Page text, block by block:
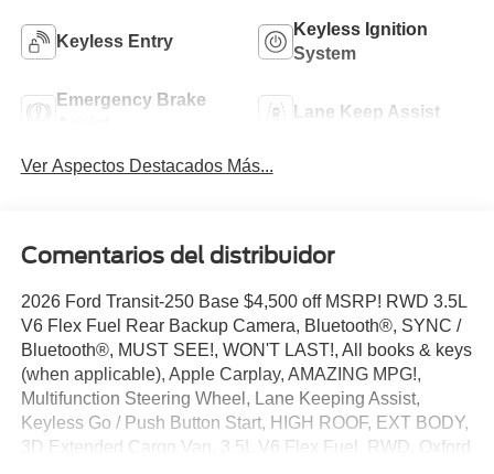
Keyless Entry
Keyless Ignition
System
Emergency Brake
Lane Keep Assist
Ver Aspectos Destacados Más...
Comentarios del distribuidor
2026 Ford Transit-250 Base $4,500 off MSRP! RWD 3.5L
V6 Flex Fuel Rear Backup Camera, Bluetooth®, SYNC /
Bluetooth®, MUST SEE!, WON'T LAST!, All books & keys
(when applicable), Apple Carplay, AMAZING MPG!,
Multifunction Steering Wheel, Lane Keeping Assist,
Keyless Go / Push Button Start, HIGH ROOF, EXT BODY,
3D Extended Cargo Van, 3.5L V6 Flex Fuel, RWD, Oxford